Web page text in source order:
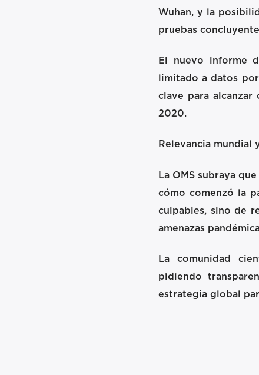
Wuhan, y la
pruebas
El nuevo informe
limitado a datos
clave para
2020.
Relevancia mundial
La OMS subraya
cómo comenzó la
culpables, sino de
amenazas
La comunidad
pidiendo
estrategia global